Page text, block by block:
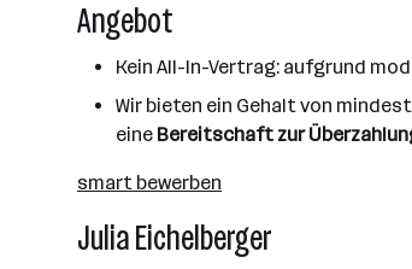
Angebot
Kein All-In-Vertrag: aufgrund
Wir bieten ein Gehalt von
eine Bereitschaft zur
smart bewerben
Julia Eichelberger